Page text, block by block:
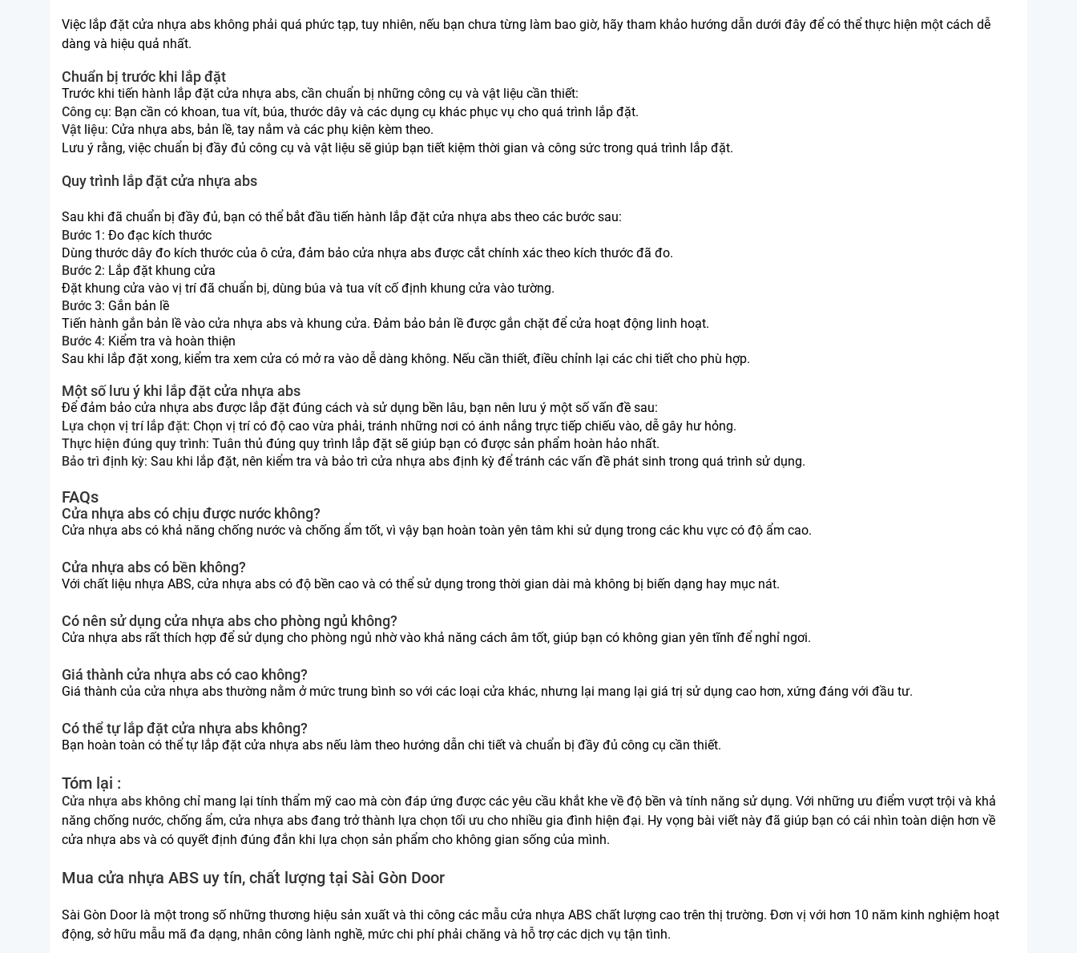
Việc lắp đặt cửa nhựa abs không phải quá phức tạp, tuy nhiên, nếu bạn chưa từng làm bao giờ, hãy tham khảo hướng dẫn dưới đây để có thể thực hiện một cách dễ
dàng và hiệu quả nhất.
Chuẩn bị trước khi lắp đặt
Trước khi tiến hành lắp đặt cửa nhựa abs, cần chuẩn bị những công cụ và vật liệu cần thiết:
Công cụ: Bạn cần có khoan, tua vít, búa, thước dây và các dụng cụ khác phục vụ cho quá trình lắp đặt.
Vật liệu: Cửa nhựa abs, bản lề, tay nắm và các phụ kiện kèm theo.
Lưu ý rằng, việc chuẩn bị đầy đủ công cụ và vật liệu sẽ giúp bạn tiết kiệm thời gian và công sức trong quá trình lắp đặt.
Quy trình lắp đặt cửa nhựa abs
Sau khi đã chuẩn bị đầy đủ, bạn có thể bắt đầu tiến hành lắp đặt cửa nhựa abs theo các bước sau:
Bước 1 : Đo đạc kích thước
Dùng thước dây đo kích thước của ô cửa, đảm bảo cửa nhựa abs được cắt chính xác theo kích thước đã đo.
Bước 2: Lắp đặt khung cửa
Đặt khung cửa vào vị trí đã chuẩn bị, dùng búa và tua vít cố định khung cửa vào tường.
Bước 3: Gắn bản lề
Tiến hành gắn bản lề vào cửa nhựa abs và khung cửa. Đảm bảo bản lề được gắn chặt để cửa hoạt động linh hoạt.
Bước 4: Kiểm tra và hoàn thiện
Sau khi lắp đặt xong, kiểm tra xem cửa có mở ra vào dễ dàng không. Nếu cần thiết, điều chỉnh lại các chi tiết cho phù hợp.
Một số lưu ý khi lắp đặt cửa nhựa abs
Để đảm bảo cửa nhựa abs được lắp đặt đúng cách và sử dụng bền lâu, bạn nên lưu ý một số vấn đề sau:
Lựa chọn vị trí lắp đặt: Chọn vị trí có độ cao vừa phải, tránh những nơi có ánh nắng trực tiếp chiếu vào, dễ gây hư hỏng.
Thực hiện đúng quy trình: Tuân thủ đúng quy trình lắp đặt sẽ giúp bạn có được sản phẩm hoàn hảo nhất.
Bảo trì định kỳ: Sau khi lắp đặt, nên kiểm tra và bảo trì cửa nhựa abs định kỳ để tránh các vấn đề phát sinh trong quá trình sử dụng.
FAQs
Cửa nhựa abs có chịu được nước không?
Cửa nhựa abs có khả năng chống nước và chống ẩm tốt, vì vậy bạn hoàn toàn yên tâm khi sử dụng trong các khu vực có độ ẩm cao.
Cửa nhựa abs có bền không?
Với chất liệu nhựa ABS, cửa nhựa abs có độ bền cao và có thể sử dụng trong thời gian dài mà không bị biến dạng hay mục nát.
Có nên sử dụng cửa nhựa abs cho phòng ngủ không?
Cửa nhựa abs rất thích hợp để sử dụng cho phòng ngủ nhờ vào khả năng cách âm tốt, giúp bạn có không gian yên tĩnh để nghỉ ngơi.
Giá thành cửa nhựa abs có cao không?
Giá thành của cửa nhựa abs thường nằm ở mức trung bình so với các loại cửa khác, nhưng lại mang lại giá trị sử dụng cao hơn, xứng đáng với đầu tư.
Có thể tự lắp đặt cửa nhựa abs không?
Bạn hoàn toàn có thể tự lắp đặt cửa nhựa abs nếu làm theo hướng dẫn chi tiết và chuẩn bị đầy đủ công cụ cần thiết.
Tóm lại :
Cửa nhựa abs không chỉ mang lại tính thẩm mỹ cao mà còn đáp ứng được các yêu cầu khắt khe về độ bền và tính năng sử dụng. Với những ưu điểm vượt trội và khả
năng chống nước, chống ẩm, cửa nhựa abs đang trở thành lựa chọn tối ưu cho nhiều gia đình hiện đại. Hy vọng bài viết này đã giúp bạn có cái nhìn toàn diện hơn về
cửa nhựa abs và có quyết định đúng đắn khi lựa chọn sản phẩm cho không gian sống của mình.
Mua cửa nhựa ABS uy tín, chất lượng tại Sài Gòn Door
Sài Gòn Door là một trong số những thương hiệu sản xuất và thi công các mẫu cửa nhựa ABS chất lượng cao trên thị trường. Đơn vị với hơn 10 năm kinh nghiệm hoạt
động, sở hữu mẫu mã đa dạng, nhân công lành nghề, mức chi phí phải chăng và hỗ trợ các dịch vụ tận tình.